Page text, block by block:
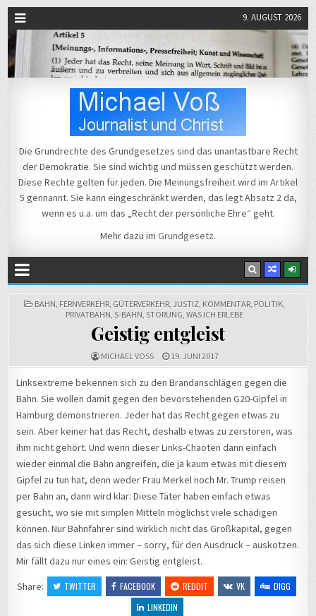
9. AUGUST 2026
Michael Voß
Die Grundrechte des Grundgesetzes sind das unantastbare Recht
der Demokratie. Sie sind wichtig und müssen geschützt werden.
Diese Rechte gelten für jeden. Die Meinungsfreiheit wird im Artikel
5 gennannt. Sie kann eingeschränkt werden, das legt Absatz 2 da,
wenn es u.a. um das „Recht der persönliche Ehre“ geht.
Mehr dazu im Grundgesetz.
POSTED
BAHN, FERNVERKEHR, GÜTERVERKEHR, JUSTIZ, KOMMENTAR, POLITIK,
PRIVATBAHN, S-BAHN, STÖRUNG, WAS ICH ERLEBE
Geistig entgleist
MICHAEL VOSS 19. JUNI 2017
Linksextreme bekennen sich zu den Brandanschlägen gegen die
Bahn. Sie wollen damit gegen den bevorstehenden G20-Gipfel in
Hamburg demonstrieren. Jeder hat das Recht gegen etwas zu
sein. Aber keiner hat das Recht, deshalb etwas zu zerstören, was
ihm nicht gehört. Und wenn dieser Links-Chaoten dann einfach
wieder einmal die Bahn angreifen, die ja kaum etwas mit diesem
Gipfel zu tun hat, denn weder Frau Merkel noch Mr. Trump reisen
per Bahn an, dann wird klar: Diese Täter haben einfach etwas
gesucht, wo sie mit simplen Mitteln möglichst viele schädigen
können. Nur Bahnfahrer sind wirklich nicht das Großkapital, gegen
das sich diese Linken immer – sorry, für den Ausdruck – auskotzen.
Mir fällt dazu nur eines ein: Geistig entgleist.
Share:
TWITTER FACEBOOK REDDIT VK
DIGG
LINKEDIN